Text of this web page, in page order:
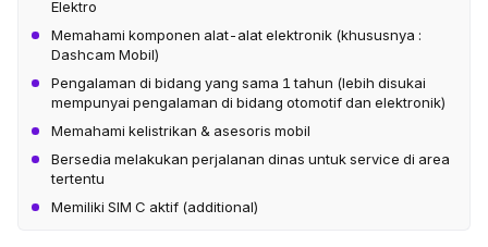
Elektro
Memahami komponen alat-alat elektronik (khususnya :
Dashcam Mobil)
Pengalaman di bidang yang sama 1 tahun (lebih disukai
mempunyai pengalaman di bidang otomotif dan elektronik)
Memahami kelistrikan & asesoris mobil
Bersedia melakukan perjalanan dinas untuk service di area
tertentu
Memiliki SIM C aktif (additional)